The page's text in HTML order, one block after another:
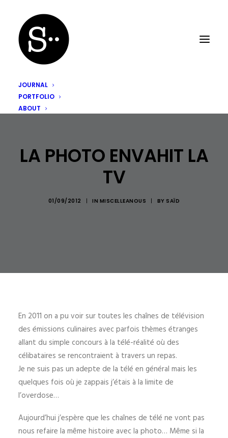
JOURNAL
PORTFOLIO
ABOUT
LA PHOTO ENVAHIT LA
TV
01/09/2012 | IN MISCELLEANOUS | BY SAÏD
En 2011 on a pu voir sur toutes les chaînes de télévision
des émissions culinaires avec parfois thèmes étranges
allant du simple concours à la télé-réalité où des
célibataires se rencontraient à travers un repas.
Je ne suis pas un adepte de la télé en général mais les
quelques fois où je zappais j’étais à la limite de
l’overdose…
Aujourd’hui j’espère que les chaînes de télé ne vont pas
nous refaire la même histoire avec la photo… Même si la